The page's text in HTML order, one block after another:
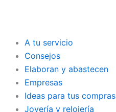
A tu servicio
Consejos
Elaboran y abastecen
Empresas
Ideas para tus compras
Joyería y relojería